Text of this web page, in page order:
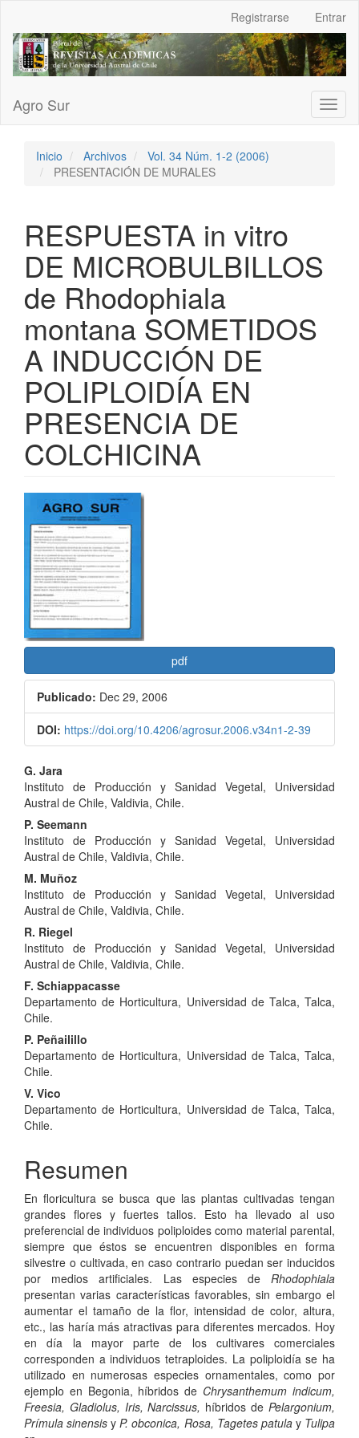
Contenido
principal
Barra
Registrarse Entrar
Agro Sur
Inicio Archivos
Vol. 34 Núm. 1-2 (2006)
PRESENTACIÓN DE MURALES
RESPUESTA in vitro
DE MICROBULBILLOS
de Rhodophiala
montana SOMETIDOS
A INDUCCIÓN DE
POLIPLOIDÍA EN
PRESENCIA DE
COLCHICINA
Barra
lateral
del
artículo
pdf
Publicado: Dec 29, 2006
DOI: https://doi.org/10.4206/agrosur.2006.v34n1-2-39
Contenido
principal
del
artículo
G. Jara
Instituto de Producción y Sanidad Vegetal, Universidad
Austral de Chile, Valdivia, Chile.
P. Seemann
Instituto de Producción y Sanidad Vegetal, Universidad
Austral de Chile, Valdivia, Chile.
M. Muñoz
Instituto de Producción y Sanidad Vegetal, Universidad
Austral de Chile, Valdivia, Chile.
R. Riegel
Instituto de Producción y Sanidad Vegetal, Universidad
Austral de Chile, Valdivia, Chile.
F. Schiappacasse
Departamento de Horticultura, Universidad de Talca, Talca,
Chile.
P. Peñailillo
Departamento de Horticultura, Universidad de Talca, Talca,
Chile.
V. Vico
Departamento de Horticultura, Universidad de Talca, Talca,
Chile.
Resumen
En floricultura se busca que las plantas cultivadas tengan
grandes flores y fuertes tallos. Esto ha llevado al uso
preferencial de individuos poliploides como material parental,
siempre que éstos se encuentren disponibles en forma
silvestre o cultivada, en caso contrario puedan ser inducidos
por medios artificiales. Las especies de Rhodophiala
presentan varias características favorables, sin embargo el
aumentar el tamaño de la flor, intensidad de color, altura,
etc., las haría más atractivas para diferentes mercados. Hoy
en día la mayor parte de los cultivares comerciales
corresponden a individuos tetraploides. La poliploidía se ha
utilizado en numerosas especies ornamentales, como por
ejemplo en Begonia, híbridos de Chrysanthemum indicum,
Freesia, Gladiolus, Iris, Narcissus, híbridos de Pelargonium,
Prímula sinensis yP. obconica, Rosa, Tagetes patulay Tulipa